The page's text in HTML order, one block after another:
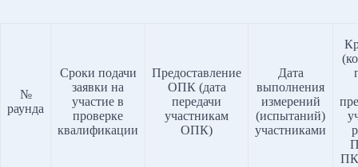
№
раунда
Сроки подачи
заявки на
участие в
проверке
квалификации
Предоставление
ОПК (дата
передачи
участникам
ОПК)
Дата
выполнения
измерений
(испытаний)
участниками
ПК